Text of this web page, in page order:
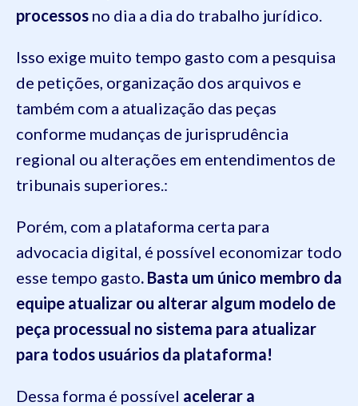
processos no dia a dia do trabalho jurídico.
Isso exige muito tempo gasto com a pesquisa
de petições, organização dos arquivos e
também com a atualização das peças
conforme mudanças de jurisprudência
regional ou alterações em entendimentos de
tribunais superiores.:
Porém, com a plataforma certa para
advocacia digital, é possível economizar todo
esse tempo gasto. Basta um único membro da
equipe atualizar ou alterar algum modelo de
peça processual no sistema para atualizar
para todos usuários da plataforma!
Dessa forma é possível acelerar a